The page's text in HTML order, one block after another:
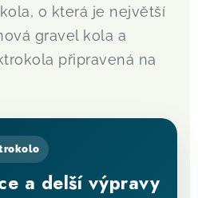
o která je největší
gravel kola a
připravená na
a delší výpravy